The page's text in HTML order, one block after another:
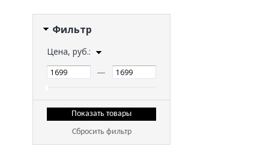
Фильтр
Цена, руб.:
—
Сбросить фильтр